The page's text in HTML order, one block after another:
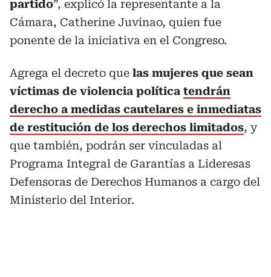
partido”, explicó la representante a la
Cámara, Catherine Juvinao, quien fue
ponente de la iniciativa en el Congreso.
Agrega el decreto que las mujeres que sean
víctimas de violencia política tendrán
derecho a medidas cautelares e inmediatas
de restitución de los derechos limitados, y
que también, podrán ser vinculadas al
Programa Integral de Garantías a Lideresas
Defensoras de Derechos Humanos a cargo del
Ministerio del Interior.